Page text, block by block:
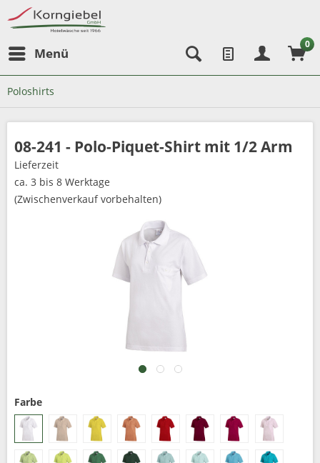
Menü
0
Poloshirts
08-241 - Polo-Piquet-Shirt mit 1/2 Arm
Lieferzeit
ca. 3 bis 8 Werktage
(Zwischenverkauf vorbehalten)
Farbe